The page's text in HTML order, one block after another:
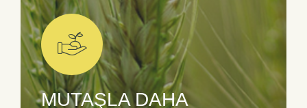
MUTAŞLA DAHA